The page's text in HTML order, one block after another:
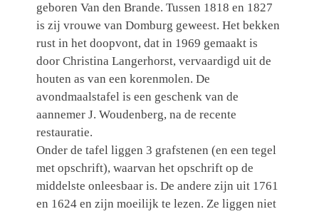
geboren Van den Brande. Tussen 1818 en 1827
is zij vrouwe van Domburg geweest. Het bekken
rust in het doopvont, dat in 1969 gemaakt is
door Christina Langerhorst, vervaardigd uit de
houten as van een korenmolen. De
avondmaalstafel is een geschenk van de
aannemer J. Woudenberg, na de recente
restauratie.
Onder de tafel liggen 3 grafstenen (en een tegel
met opschrift), waarvan het opschrift op de
middelste onleesbaar is. De andere zijn uit 1761
en 1624 en zijn moeilijk te lezen. Ze liggen niet